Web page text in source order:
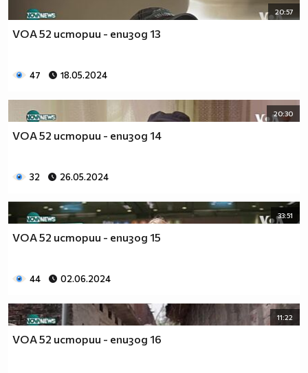
20:57
VOA 52 истории - епизод 13
47 18.05.2024
20:30
VOA 52 истории - епизод 14
32 26.05.2024
33:51
VOA 52 истории - епизод 15
44 02.06.2024
11:22
VOA 52 истории - епизод 16